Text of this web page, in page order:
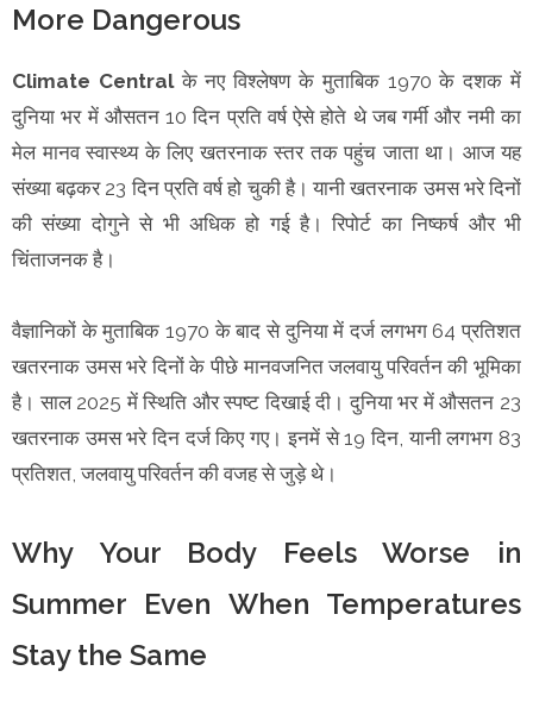
More Dangerous
Climate Centralके नए विश्लेषण के मुताबिक 1970 के दशक में
दुनिया भर में औसतन 10 दिन प्रति वर्ष ऐसे होते थे जब गर्मी और नमी का
मेल मानव स्वास्थ्य के लिए खतरनाक स्तर तक पहुंच जाता था। आज यह
संख्या बढ़कर 23 दिन प्रति वर्ष हो चुकी है। यानी खतरनाक उमस भरे दिनों
की संख्या दोगुने से भी अधिक हो गई है। रिपोर्ट का निष्कर्ष और भी
चिंताजनक है।
वैज्ञानिकों के मुताबिक 1970 के बाद से दुनिया में दर्ज लगभग 64 प्रतिशत
खतरनाक उमस भरे दिनों के पीछे मानवजनित जलवायु परिवर्तन की भूमिका
है। साल 2025 में स्थिति और स्पष्ट दिखाई दी। दुनिया भर में औसतन 23
खतरनाक उमस भरे दिन दर्ज किए गए। इनमें से 19 दिन, यानी लगभग 83
प्रतिशत, जलवायु परिवर्तन की वजह से जुड़े थे।
Why Your Body Feels Worse in
Summer Even When Temperatures
Stay the Same